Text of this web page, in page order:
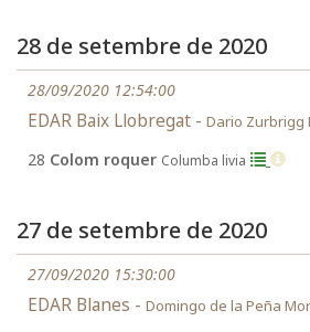
28 de setembre de 2020
28/09/2020 12:54:00
EDAR Baix Llobregat - Dario Zurbrigg
28 Colom roquer Columba livia
27 de setembre de 2020
27/09/2020 15:30:00
EDAR Blanes - Domingo de la Peña